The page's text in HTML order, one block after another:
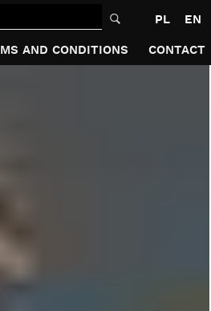
PL
EN
AND CONDITIONS CONTACT